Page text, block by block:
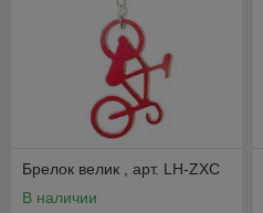
Брелок велик , арт. LH-ZXC
В наличии